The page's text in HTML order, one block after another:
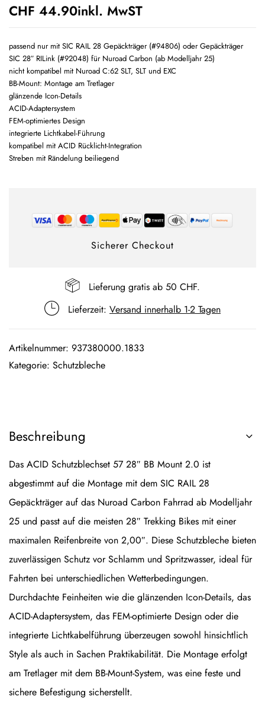
CHF 44.90inkl. MwST
passend nur mit SIC RAIL 28 Gepäckträger (#94806) oder Gepäckträger
SIC 28″ RILink (#92048) für Nuroad Carbon (ab Modelljahr 25)
nicht kompatibel mit Nuroad C:62 SLT, SLT und EXC
BB-Mount: Montage am Tretlager
glänzende Icon-Details
ACID-Adaptersystem
FEM-optimiertes Design
integrierte Lichtkabel-Führung
kompatibel mit ACID Rücklicht-Integration
Streben mit Rändelung beiliegend
Sicherer Checkout
Lieferung gratis ab 50 CHF.
Lieferzeit: Versand innerhalb 1-2 Tagen
Artikelnummer: 937380000.1833
Kategorie: Schutzbleche
Beschreibung
Das ACID Schutzblechset 57 28″ BB Mount 2.0 ist
abgestimmt auf die Montage mit dem SIC RAIL 28
Gepäckträger auf das Nuroad Carbon Fahrrad ab Modelljahr
25 und passt auf die meisten 28″ Trekking Bikes mit einer
maximalen Reifenbreite von 2,00″. Diese Schutzbleche bieten
zuverlässigen Schutz vor Schlamm und Spritzwasser, ideal für
Fahrten bei unterschiedlichen Wetterbedingungen.
Durchdachte Feinheiten wie die glänzenden Icon-Details, das
ACID-Adaptersystem, das FEM-optimierte Design oder die
integrierte Lichtkabelführung überzeugen sowohl hinsichtlich
Style als auch in Sachen Praktikabilität. Die Montage erfolgt
am Tretlager mit dem BB-Mount-System, was eine feste und
sichere Befestigung sicherstellt.